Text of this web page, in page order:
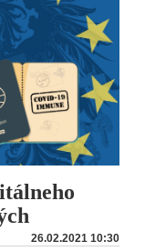
26.02.2021 10:30